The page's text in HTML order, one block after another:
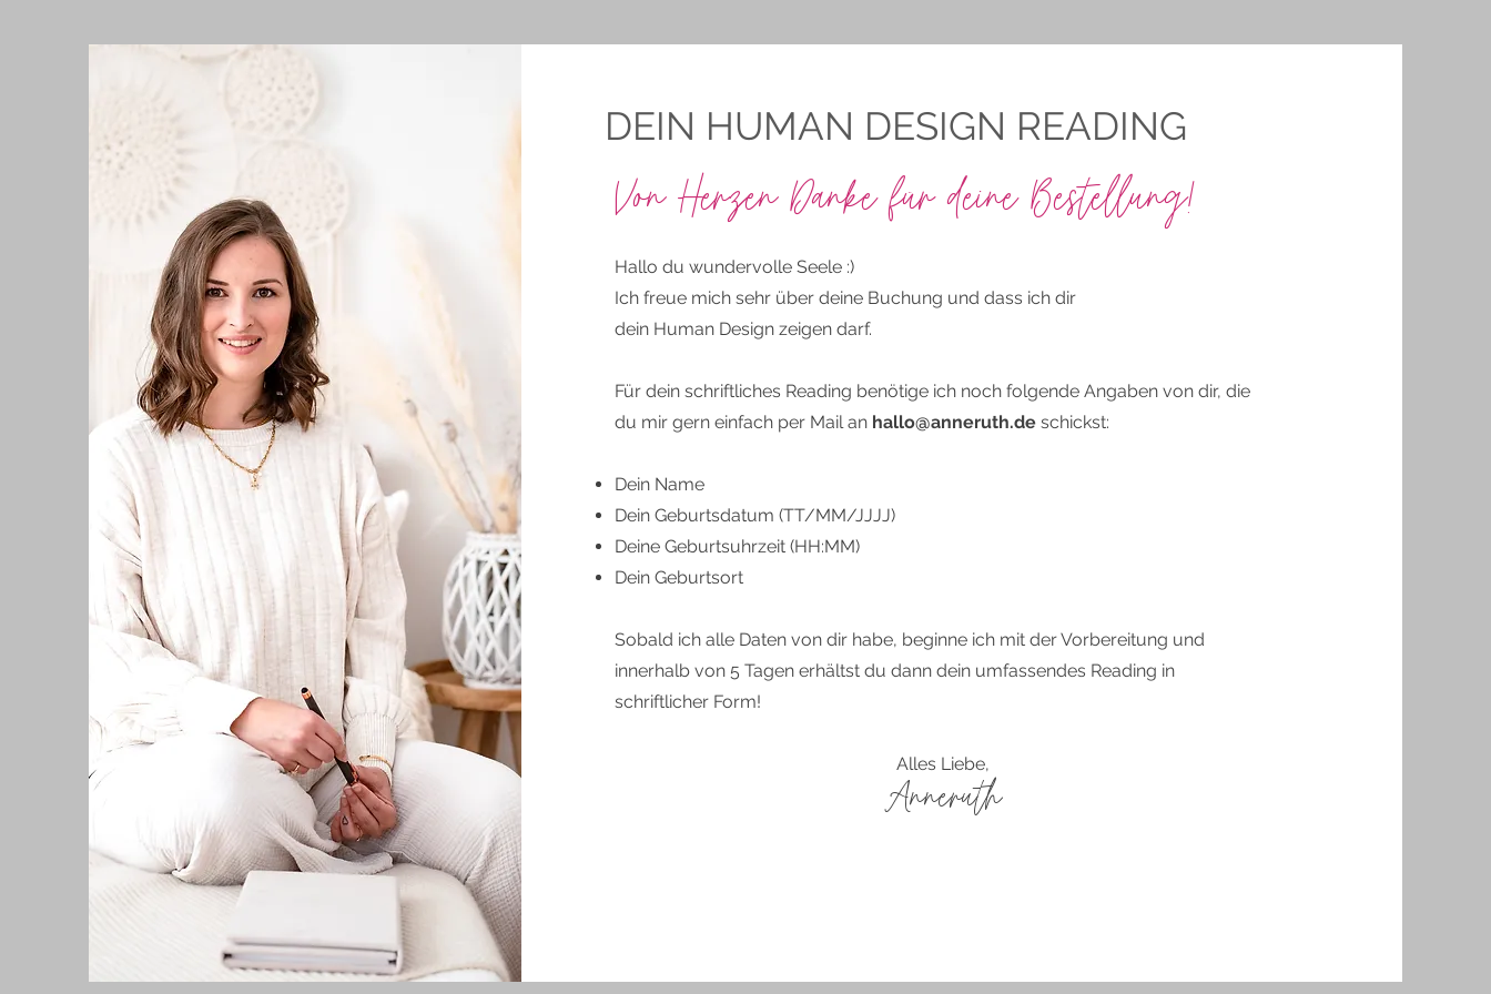
DEIN HUMAN DESIGN READING
Von Herzen Danke für deine Bestellung!
Hallo du wundervolle Seele :)
Ich freue mich sehr über deine Buchung und dass ich dir
dein Human Design zeigen darf.
Für dein schriftliches Reading benötige ich noch folgende Angaben von dir, die
du mir gern einfach per Mail an hallo@anneruth.deschickst:
Dein Name
Dein Geburtsdatum (TT/MM/JJJJ)
Deine Geburtsuhrzeit (HH:MM)
Dein Geburtsort
Sobald ich alle Daten von dir habe, beginne ich mit der Vorbereitung und
innerhalb von 5 Tagen erhältst du dann dein umfassendes Reading in
schriftlicher Form!
Alles Liebe,
Anneruth